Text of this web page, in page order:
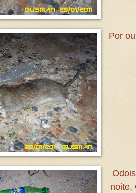
Por
noite,